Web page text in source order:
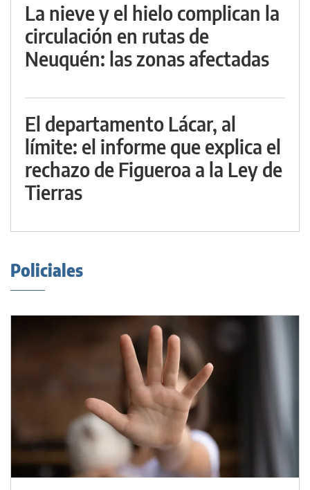
La nieve y el hielo complican la
circulación en rutas de
Neuquén: las zonas afectadas
El departamento Lácar, al
límite: el informe que explica el
rechazo de Figueroa a la Ley de
Tierras
Policiales